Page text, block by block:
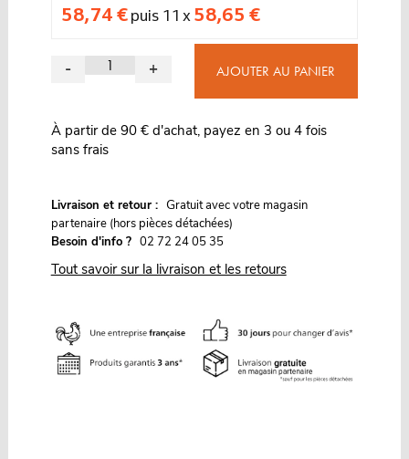
58,74 €puis 11 x 58,65 €
- + AJOUTER AU PANIER
À partir de 90 € d'achat, payez en 3 ou 4 fois
sans frais
Livraison et retour : Gratuit avec votre magasin
partenaire (hors pièces détachées)
Besoin d'info ? 02 72 24 05 35
Tout savoir sur la livraison et les retours